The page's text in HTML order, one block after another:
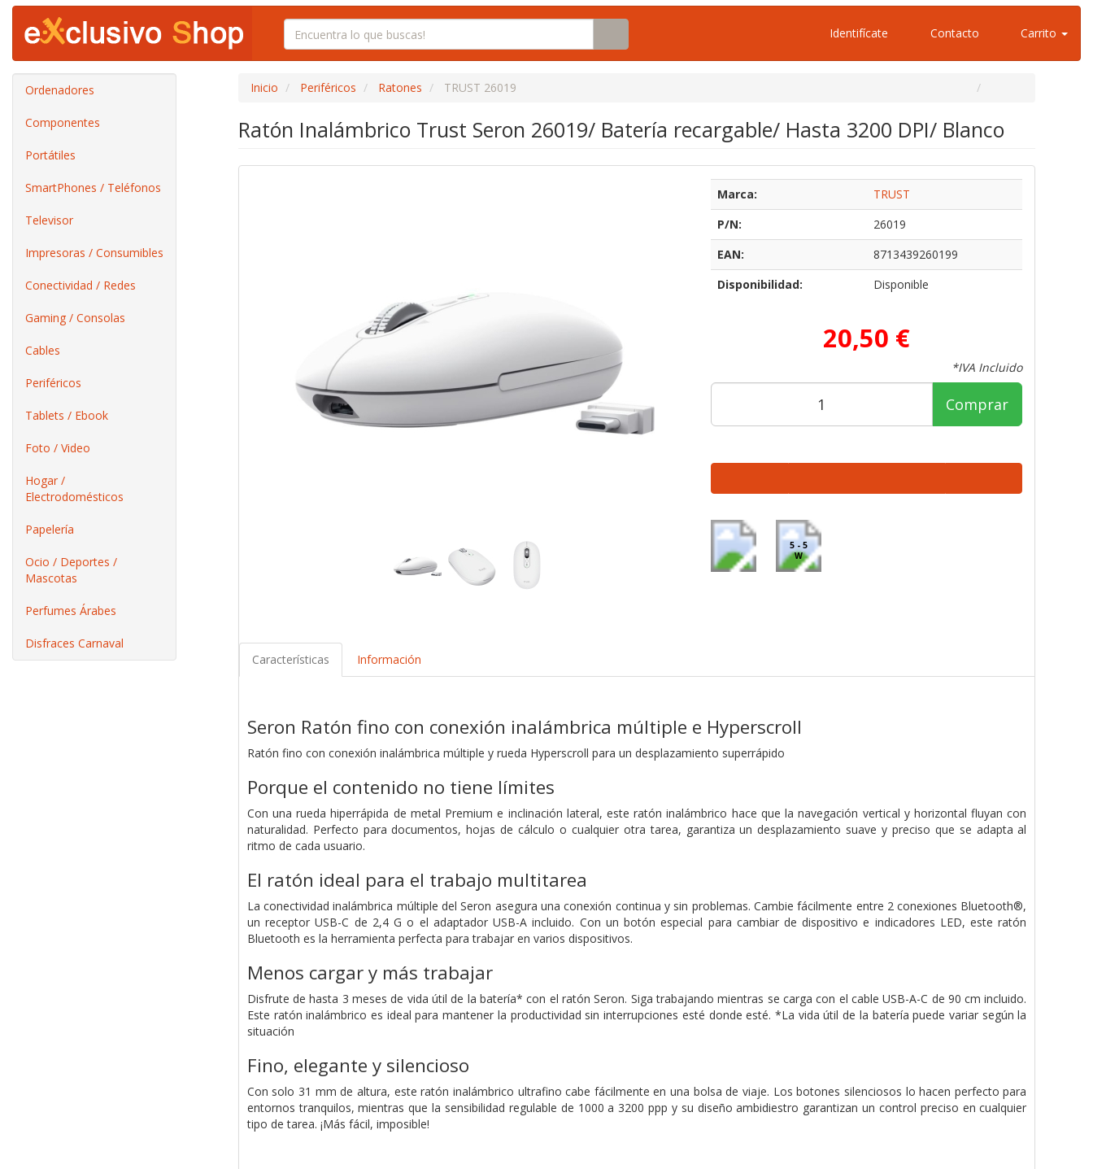
Identifícate Contacto Carrito
Ordenadores
Componentes
Portátiles
SmartPhones / Teléfonos
Televisor
Impresoras / Consumibles
Conectividad / Redes
Gaming / Consolas
Cables
Periféricos
Tablets / Ebook
Foto / Video
Hogar /
Electrodomésticos
Papelería
Ocio / Deportes /
Mascotas
Perfumes Árabes
Disfraces Carnaval
Inicio Periféricos Ratones TRUST 26019
Ratón Inalámbrico Trust Seron 26019/ Batería recargable/ Hasta 3200 DPI/ Blanco
Marca:
TRUST
P/N:
26019
EAN:
8713439260199
Disponibilidad:
Disponible
20,50 €
*IVA Incluido
Comprar
5 - 5
W
Características Información
Seron Ratón fino con conexión inalámbrica múltiple e Hyperscroll
Ratón fino con conexión inalámbrica múltiple y rueda Hyperscroll para un desplazamiento superrápido
Porque el contenido no tiene límites
Con una rueda hiperrápida de metal Premium e inclinación lateral, este ratón inalámbrico hace que la navegación vertical y horizontal fluyan con
naturalidad. Perfecto para documentos, hojas de cálculo o cualquier otra tarea, garantiza un desplazamiento suave y preciso que se adapta al
ritmo de cada usuario.
El ratón ideal para el trabajo multitarea
La conectividad inalámbrica múltiple del Seron asegura una conexión continua y sin problemas. Cambie fácilmente entre 2 conexiones Bluetooth®,
un receptor USB-C de 2,4 G o el adaptador USB-A incluido. Con un botón especial para cambiar de dispositivo e indicadores LED, este ratón
Bluetooth es la herramienta perfecta para trabajar en varios dispositivos.
Menos cargar y más trabajar
Disfrute de hasta 3 meses de vida útil de la batería* con el ratón Seron. Siga trabajando mientras se carga con el cable USB-A-C de 90 cm incluido.
Este ratón inalámbrico es ideal para mantener la productividad sin interrupciones esté donde esté. *La vida útil de la batería puede variar según la
situación
Fino, elegante y silencioso
Con solo 31 mm de altura, este ratón inalámbrico ultrafino cabe fácilmente en una bolsa de viaje. Los botones silenciosos lo hacen perfecto para
entornos tranquilos, mientras que la sensibilidad regulable de 1000 a 3200 ppp y su diseño ambidiestro garantizan un control preciso en cualquier
tipo de tarea. ¡Más fácil, imposible!